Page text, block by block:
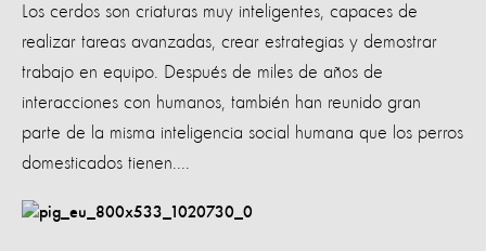
Los cerdos son criaturas muy inteligentes, capaces de
realizar tareas avanzadas, crear estrategias y demostrar
trabajo en equipo. Después de miles de años de
interacciones con humanos, también han reunido gran
parte de la misma inteligencia social humana que los perros
domesticados tienen....